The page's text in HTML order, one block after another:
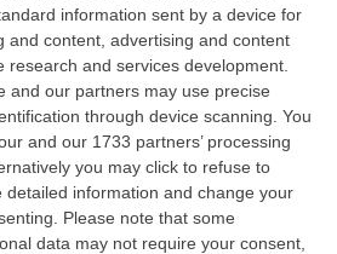
information sent by a device for
and content, advertising and content
research and services development.
and our partners may use precise
through device scanning. You
and our 1733 partners’ processing
you may click to refuse to
detailed information and change your
Please note that some
data may not require your consent,
del brigante Giuseppe
con i fatti d’Ungheria,
sovietici misero a
popolare, condannando
Imre Nagy.
che era conosciuto come
(“il Re